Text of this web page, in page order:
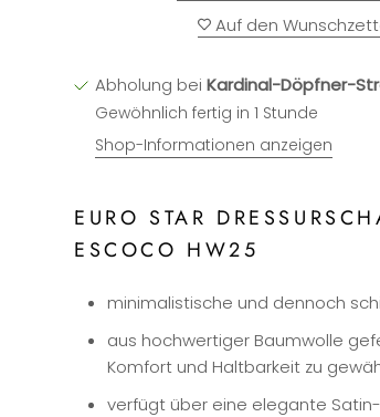
Auf den
Abholung bei Kardinal-Döpfner-
Gewöhnlich fertig in 1 Stunde
Shop-Informationen anzeigen
EURO STAR
ESCOCO HW25
minimalistische und dennoch
aus hochwertiger Baumwolle
Komfort und Haltbarkeit zu
verfügt über eine elegante